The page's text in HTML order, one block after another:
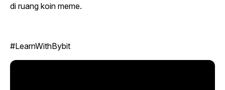
di ruang koin meme.
#LearnWithBybit